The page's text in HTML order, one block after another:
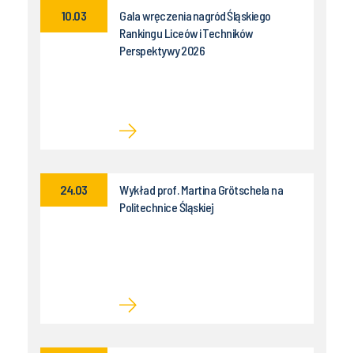
Gala wręczenia nagród Śląskiego
Rankingu Liceów i Techników
Perspektywy 2026
10.03
Wykład prof. Martina Grötschela na
Politechnice Śląskiej
24.03